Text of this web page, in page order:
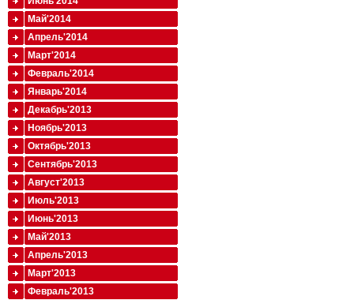
Май'2014
Апрель'2014
Март'2014
Февраль'2014
Январь'2014
Декабрь'2013
Ноябрь'2013
Октябрь'2013
Сентябрь'2013
Август'2013
Июль'2013
Июнь'2013
Май'2013
Апрель'2013
Март'2013
Февраль'2013